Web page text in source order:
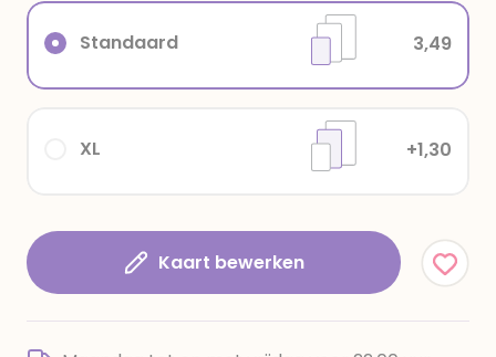
XL +1,30
Standaard 3,49
Kaart bewerken